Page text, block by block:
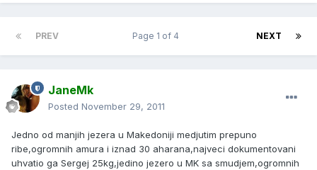
PREV NEXT
Page 1 of 4
JaneMk
Posted November 29, 2011
Jedno od manjih jezera u Makedoniji medjutim prepuno
ribe,ogromnih amura i iznad 30 aharana,najveci dokumentovani
uhvatio ga Sergej 25kg,jedino jezero u MK sa smudjem,ogromnih